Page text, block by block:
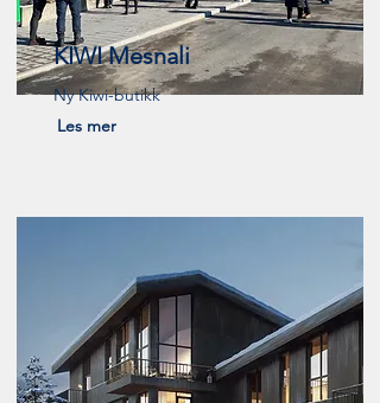
KIWI Mesnali
Ny Kiwi-butikk
Les mer